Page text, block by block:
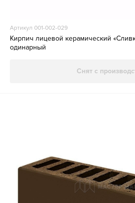
Артикул 001-002-029
Кирпич лицевой керамический
одинарный
Снят с